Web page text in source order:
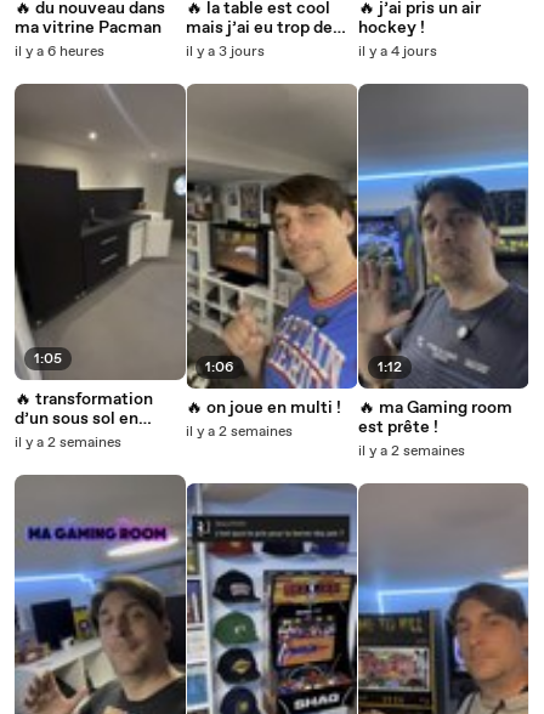
🔥 du nouveau dans
ma vitrine Pacman
il y a 6 heures
1:05
🔥 transformation
d’un sous sol en
Gaming room
il y a 2 semaines
🔥 la table est cool
mais j’ai eu trop de
déboires 😂
il y a 3 jours
1:06
🔥 on joue en multi !
il y a 2 semaines
🔥 j’ai pris un air
hockey !
il y a 4 jours
1:12
🔥 ma Gaming room
est prête !
il y a 2 semaines